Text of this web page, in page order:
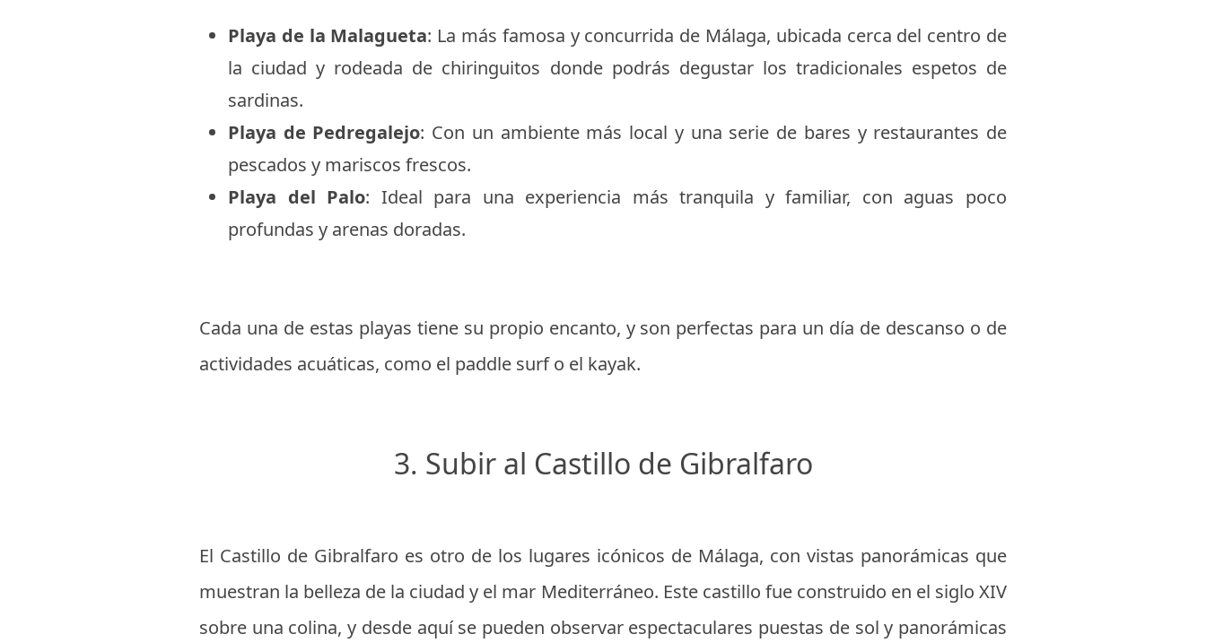
Playa de la Malagueta: La más famosa y concurrida de Málaga, ubicada cerca del centro de
la ciudad y rodeada de chiringuitos donde podrás degustar los tradicionales espetos de
sardinas.
Playa de Pedregalejo: Con un ambiente más local y una serie de bares y restaurantes de
pescados y mariscos frescos.
Playa del Palo: Ideal para una experiencia más tranquila y familiar, con aguas poco
profundas y arenas doradas.
Cada una de estas playas tiene su propio encanto, y son perfectas para un día de descanso o de
actividades acuáticas, como el paddle surf o el kayak.
3. Subir al Castillo de Gibralfaro
El Castillo de Gibralfaro es otro de los lugares icónicos de Málaga, con vistas panorámicas que
muestran la belleza de la ciudad y el mar Mediterráneo. Este castillo fue construido en el siglo XIV
sobre una colina, y desde aquí se pueden observar espectaculares puestas de sol y panorámicas